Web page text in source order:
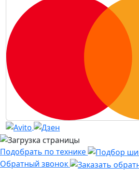
Подобрать по технике
Обратный звонок